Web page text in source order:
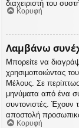
διαχειριστή του
Κορυφή
Λαμβάνω
Μπορείτε να
χρησιμοποιώντας
Μέλους. Σε
μηνύματα από ένα
συντονιστές. Έχουν
αποστολή
Κορυφή